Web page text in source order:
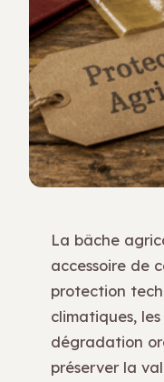
La bâche
accessoire de
protection
climatiques,
dégradation
préserver la